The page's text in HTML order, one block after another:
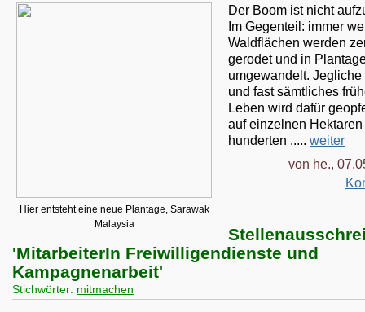
Hier entsteht eine neue Plantage, Sarawak
Malaysia
Der Boom ist nicht
Im Gegenteil: immer
Waldflächen werden
gerodet und in
umgewandelt.
und fast sämtliches
Leben wird dafür
auf einzelnen
hunderten ..... weiter
von he.,
'MitarbeiterIn Freiwilligendienste und
Kampagnenarbeit'
Stichwörter: mitmachen